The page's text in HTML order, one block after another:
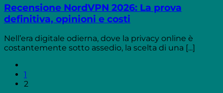
Recensione NordVPN 2026: La prova
definitiva, opinioni e costi
Nell’era digitale odierna, dove la privacy online è
costantemente sotto assedio, la scelta di una [...]
1
2